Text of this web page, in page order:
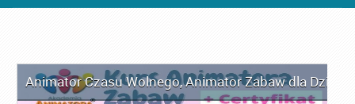
Animator Czasu Wolnego,Animator Zabaw dla Dzieci